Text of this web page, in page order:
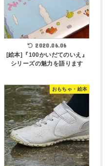
2020.06.06
[絵本]『100かいだてのいえ』
シリーズの魅力を語ります
おもちゃ・絵本